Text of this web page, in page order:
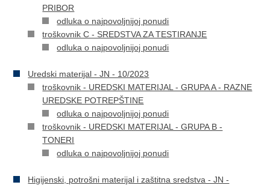
PRIBOR
odluka o najpovoljnijoj ponudi
troškovnik C - SREDSTVA ZA TESTIRANJE
odluka o najpovoljnijoj ponudi
Uredski materijal - JN - 10/2023
troškovnik - UREDSKI MATERIJAL - GRUPA A - RAZNE
UREDSKE POTREPŠTINE
odluka o najpovoljnijoj ponudi
troškovnik - UREDSKI MATERIJAL - GRUPA B -
TONERI
odluka o najpovoljnijoj ponudi
Higijenski, potrošni materijal i zaštitna sredstva - JN -